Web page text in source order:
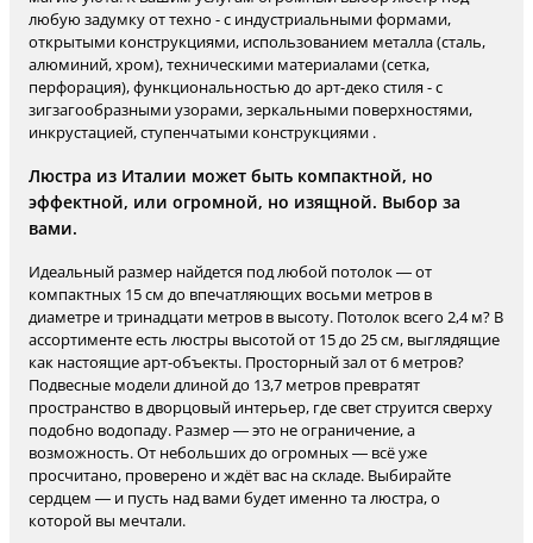
любую задумку от техно - с индустриальными формами,
открытыми конструкциями, использованием металла (сталь,
алюминий, хром), техническими материалами (сетка,
перфорация), функциональностью до арт-деко стиля - с
зигзагообразными узорами, зеркальными поверхностями,
инкрустацией, ступенчатыми конструкциями .
Люстра из Италии может быть компактной, но
эффектной, или огромной, но изящной. Выбор за
вами.
Идеальный размер найдется под любой потолок — от
компактных 15 см до впечатляющих восьми метров в
диаметре и тринадцати метров в высоту. Потолок всего 2,4 м? В
ассортименте есть люстры высотой от 15 до 25 см, выглядящие
как настоящие арт-объекты. Просторный зал от 6 метров?
Подвесные модели длиной до 13,7 метров превратят
пространство в дворцовый интерьер, где свет струится сверху
подобно водопаду. Размер — это не ограничение, а
возможность. От небольших до огромных — всё уже
просчитано, проверено и ждёт вас на складе. Выбирайте
сердцем — и пусть над вами будет именно та люстра, о
которой вы мечтали.